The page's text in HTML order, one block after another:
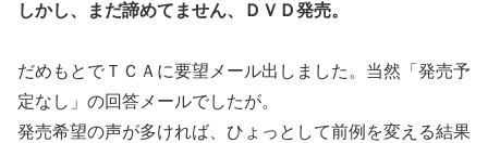
しかし、まだ諦めてません、ＤＶＤ発売。
だめもとでＴＣＡに要望メール出しました。当然「発売予
定なし」の回答メールでしたが。
発売希望の声が多ければ、ひょっとして前例を変える結果